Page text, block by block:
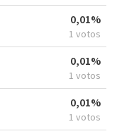
0,01%
1 votos
0,01%
1 votos
0,01%
1 votos